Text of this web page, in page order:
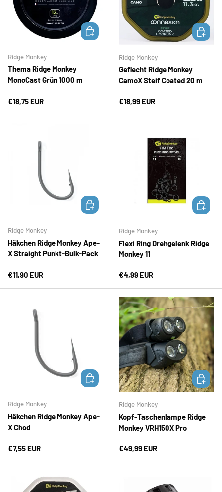
Ridge Monkey
Thema Ridge Monkey
MonoCast Grün 1000 m
Normaler Preis
€18,75 EUR
OPTIONEN AUSWÄHLEN
Ridge Monkey
Geflecht Ridge Monkey
CamoX Steif Coated 20 m
Normaler Preis
€18,99 EUR
Ridge Monkey
Häkchen Ridge Monkey Ape-
X Straight Punkt-Bulk-Pack
Normaler Preis
€11,90 EUR
OPTIONEN AUSWÄHLEN
Ridge Monkey
Flexi Ring Drehgelenk Ridge
Monkey 11
Normaler Preis
€4,99 EUR
IN DEN
Ridge Monkey
Häkchen Ridge Monkey Ape-
X Chod
Normaler Preis
€7,55 EUR
OPTIONEN AUSWÄHLEN
Ridge Monkey
Kopf-Taschenlampe Ridge
Monkey VRH150X Pro
Normaler Preis
€49,99 EUR
IN DEN